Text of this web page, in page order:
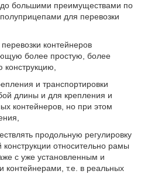
большими преимуществами по
для перевозки
контейнеров
более простую, более
и транспортировки
длины и для крепления и
контейнеров, но при этом
продольную регулировку
относительно рамы
с уже установленным и
контейнерами, т.е. в реальных